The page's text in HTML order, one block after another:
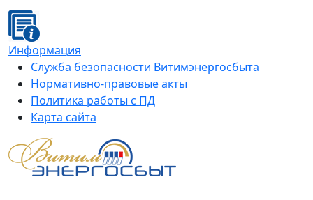
Информация
Служба безопасности Витимэнергосбыта
Нормативно-правовые акты
Политика работы с ПД
Карта сайта